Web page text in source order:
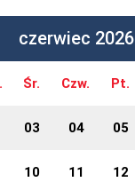
czerwiec 2026
Śr. Czw. Pt.
03 04 05
10 11 12